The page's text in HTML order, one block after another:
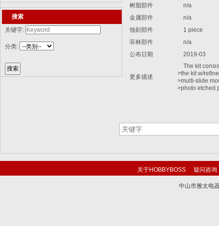
车85...
【2014-12-10】以色列阿奇扎里特装甲运
兵...搜索
关键字:
分类:
树脂部件
n/a
金属部件
n/a
蚀刻部件
1 piece
菲林部件
n/a
公布日期
2019-03
更多描述
The kit
>the kit w/
>multi-slide
>photo etched
关于HOBBYBOSS 疑问咨询
中山市雅太电